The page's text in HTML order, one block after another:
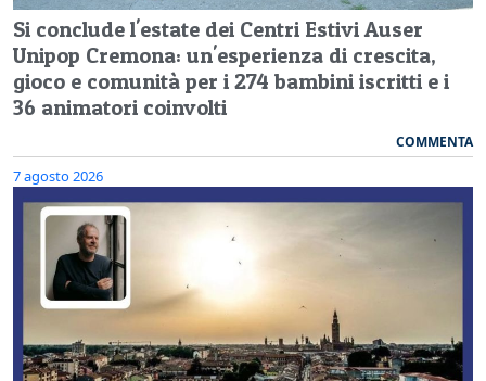
Si conclude l'estate dei Centri Estivi Auser
Unipop Cremona: un'esperienza di crescita,
gioco e comunità per i 274 bambini iscritti e i
36 animatori coinvolti
COMMENTA
7 agosto 2026